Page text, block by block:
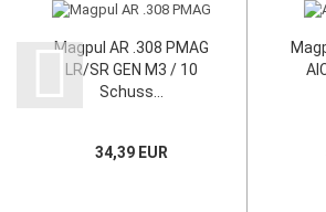
Magpul AR .308 PMAG
LR/SR GEN M3 / 10
Schuss...
34,39 EUR